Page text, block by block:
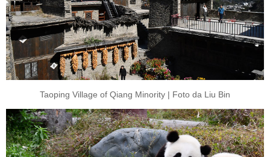
Taoping Village of Qiang Minority | Foto da Liu Bin